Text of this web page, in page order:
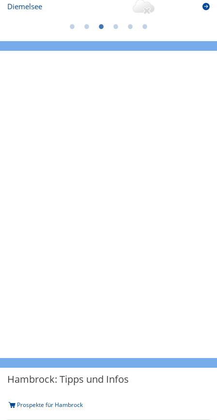
Diemelsee
Hambrock: Tipps und Infos
Prospekte für Hambrock